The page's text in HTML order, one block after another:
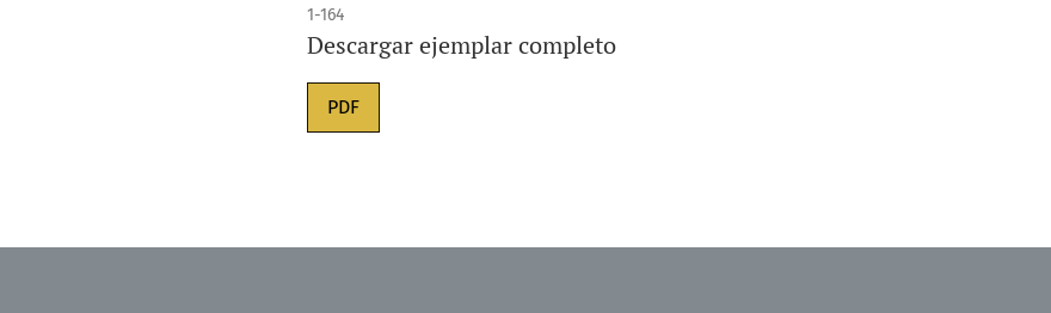
1-164
Descargar ejemplar completo
PDF